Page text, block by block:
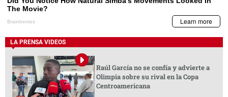
LA PRENSA VIDEOS
Raúl García no se confía y advierte a
Olimpia sobre su rival en la Copa
Centroamericana